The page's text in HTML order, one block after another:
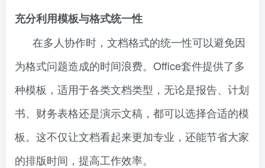
充分利用模板与格式统一性
在多人协作时，文档格式的统一性可以避免因
为格式问题造成的时间浪费。Office套件提供了多
种模板，适用于各类文档类型，无论是报告、计划
书、财务表格还是演示文稿，都可以选择合适的模
板。这不仅让文档看起来更加专业，还能节省大家
的排版时间，提高工作效率。